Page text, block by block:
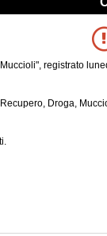
registrato
Droga,